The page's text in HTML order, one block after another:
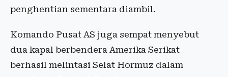
penghentian sementara diambil.
Komando Pusat AS juga sempat menyebut
dua kapal berbendera Amerika Serikat
berhasil melintasi Selat Hormuz dalam